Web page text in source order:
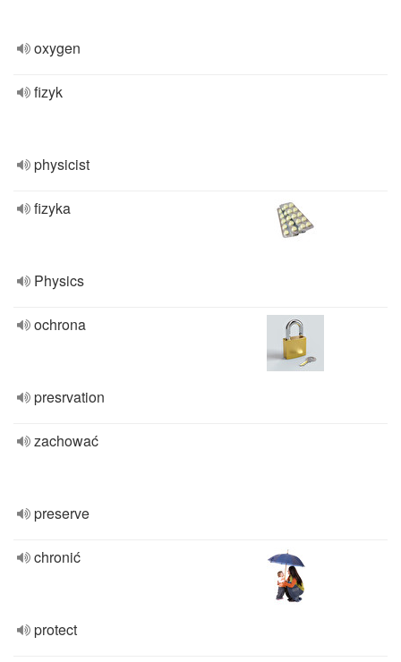
oxygen
fizyk
physicist
fizyka
Physics
ochrona
presrvation
zachować
preserve
chronić
protect